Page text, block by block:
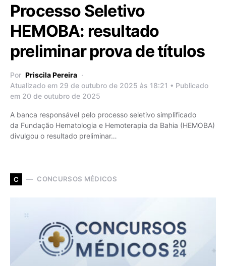
Processo Seletivo
HEMOBA: resultado
preliminar prova de títulos
Por Priscila Pereira
Atualizado em 29 de outubro de 2025 às 18:21 • Publicado
em 20 de outubro de 2025
A banca responsável pelo processo seletivo simplificado
da Fundação Hematologia e Hemoterapia da Bahia (HEMOBA)
divulgou o resultado preliminar…
C CONCURSOS MÉDICOS